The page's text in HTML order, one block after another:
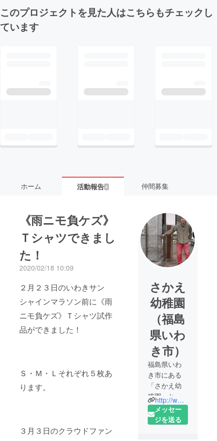
このプロジェクトを見た人はこちらもチェックし
ています
ホーム 活動報告4 仲間募集
《雨ニモ負ケズ》
Ｔシャツできまし
た！
2020/02/18 10:09
２月２３日のいわきサン
シャインマラソン前に《雨
ニモ負ケズ》Ｔシャツ試作
品ができました！
Ｓ・Ｍ・Ｌそれぞれ５枚あ
ります。
３月３日のクラウドファン
さかえ
幼稚園
（福島
県いわ
き市）
福島県いわ
き市にある
「さかえ幼
稚園」と
「みらい保
育園」で
http://www.fukushiyo.org/sakae/
メッセー
ジを送る